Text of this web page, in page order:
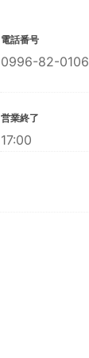
電話番号
0996-82-0106
営業終了
17:00